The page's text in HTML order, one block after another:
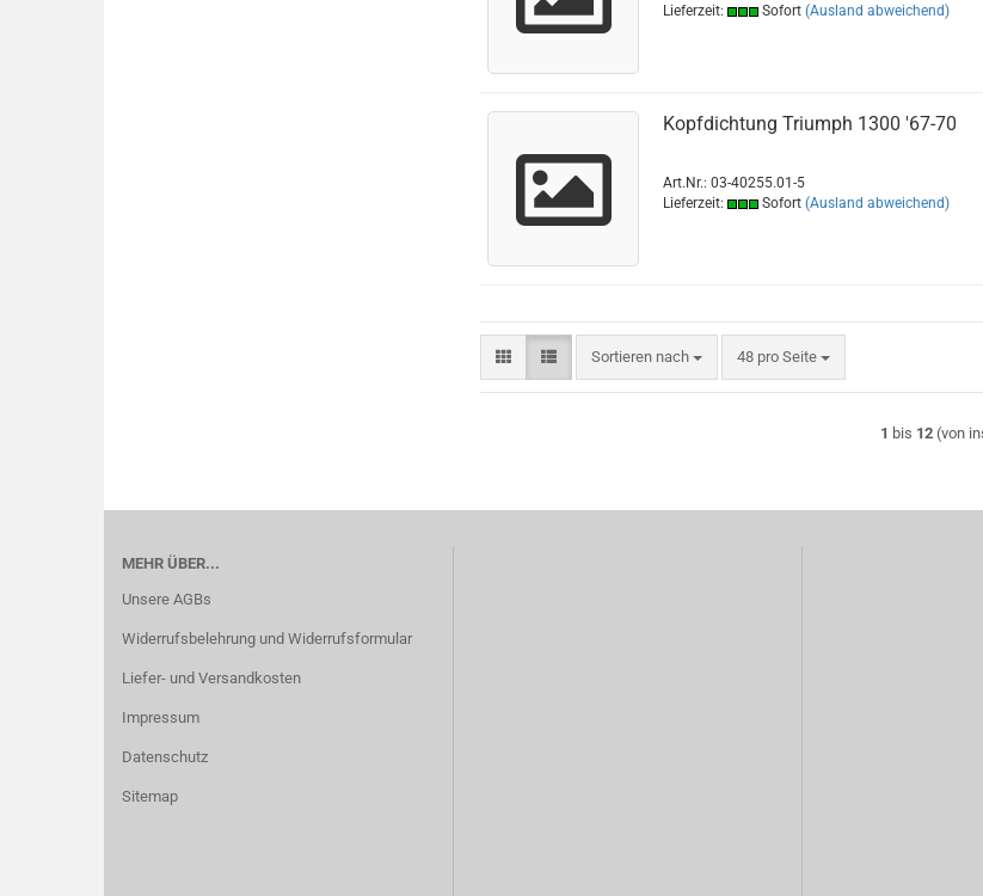
Lieferzeit:
Sofort (Ausland abweichend)
Kopfdichtung Triumph 1300 '67-70
Art.Nr.: 03-40255.01-5
Lieferzeit:
Sofort (Ausland abweichend)
Sortieren nach
Sortieren nach 48 pro Seite
pro Seite
1 bis 12(von
MEHR ÜBER...
Unsere AGBs
Widerrufsbelehrung und Widerrufsformular
Liefer- und Versandkosten
Impressum
Datenschutz
Sitemap